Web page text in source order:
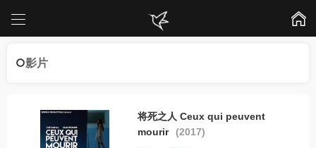
影片
将死之人 Ceux qui peuvent
mourir
(2017)